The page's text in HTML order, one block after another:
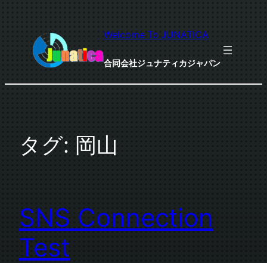
Welcome To JUNATICA
合同会社ジュナティカジャパン
タグ: 岡山
SNS Connection
Test